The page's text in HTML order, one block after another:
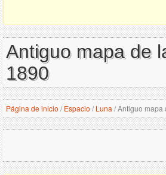
Antiguo mapa de
1890
Página de inicio / Espacio / Luna /Antiguo mapa